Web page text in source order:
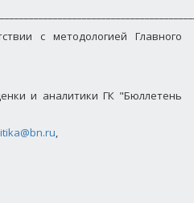
с методологией Главного
и аналитики ГК "Бюллетень
,